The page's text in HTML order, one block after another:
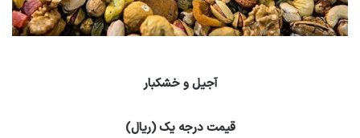
آجیل و خشکبار
قیمت درجه یک (ریال)